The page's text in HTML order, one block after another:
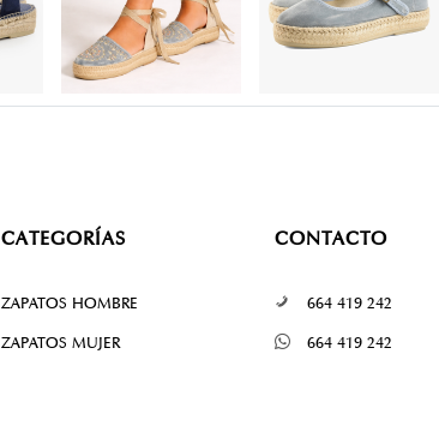
CATEGORÍAS
ZAPATOS HOMBRE
ZAPATOS MUJER
CONTACTO
664 419 242
664 419 242